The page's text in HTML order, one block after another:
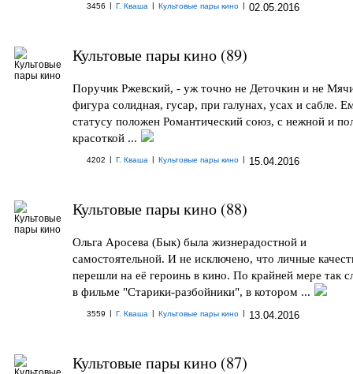
3456 | Г. Кваша | Культовые пары кино | 02.05.2016
Культовые пары кино (89)
Поручик Ржевский, - уж точно не Деточкин и не
фигура солидная, гусар, при галунах, усах и сабле.
статусу положен Романтический союз, с нежной и
красоткой ...
4202 | Г. Кваша | Культовые пары кино | 15.04.2016
Культовые пары кино (88)
Ольга Аросева (Бык) была жизнерадостной и
самостоятельной. И не исключено, что личные
перешли на её героинь в кино. По крайней мере так
в фильме "Старики-разбойники", в котором ...
3559 | Г. Кваша | Культовые пары кино | 13.04.2016
Культовые пары кино (87)